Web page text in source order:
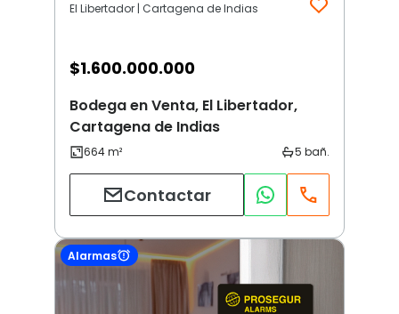
El Libertador | Cartagena de Indias
$1.600.000.000
Bodega en Venta, El Libertador,
Cartagena de Indias
Contactar
Alarmas